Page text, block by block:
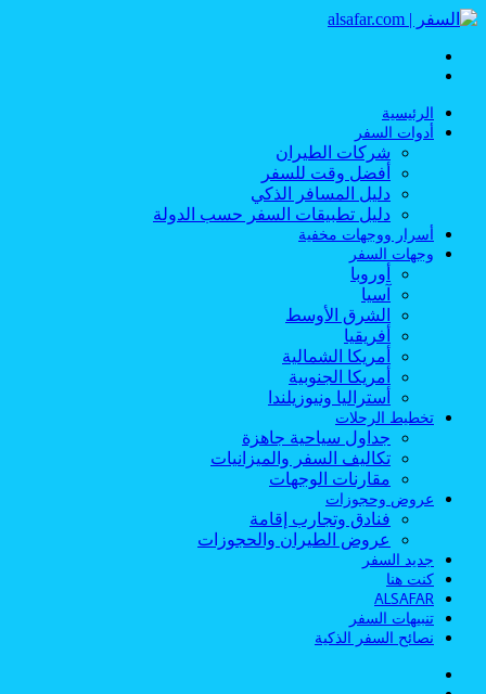
الرئيسية
أدوات السفر
شركات الطيران
أفضل وقت للسفر
دليل المسافر الذكي
دليل تطبيقات السفر حسب الدولة
أسرار ووجهات مخفية
وجهات السفر
أوروبا
آسيا
الشرق الأوسط
أفريقيا
أمريكا الشمالية
أمريكا الجنوبية
أستراليا ونيوزيلندا
تخطيط الرحلات
جداول سياحية جاهزة
تكاليف السفر والميزانيات
مقارنات الوجهات
عروض وحجوزات
فنادق وتجارب إقامة
عروض الطيران والحجوزات
جديد السفر
كنت هنا
ALSAFAR
تنبيهات السفر
نصائح السفر الذكية